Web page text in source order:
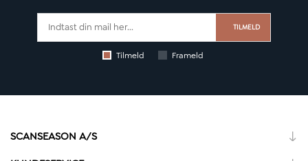
TILMELD
Tilmeld Frameld
SCANSEASON A/S